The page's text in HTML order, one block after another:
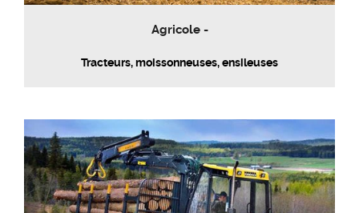
Agricole -
Tracteurs, moissonneuses, ensileuses